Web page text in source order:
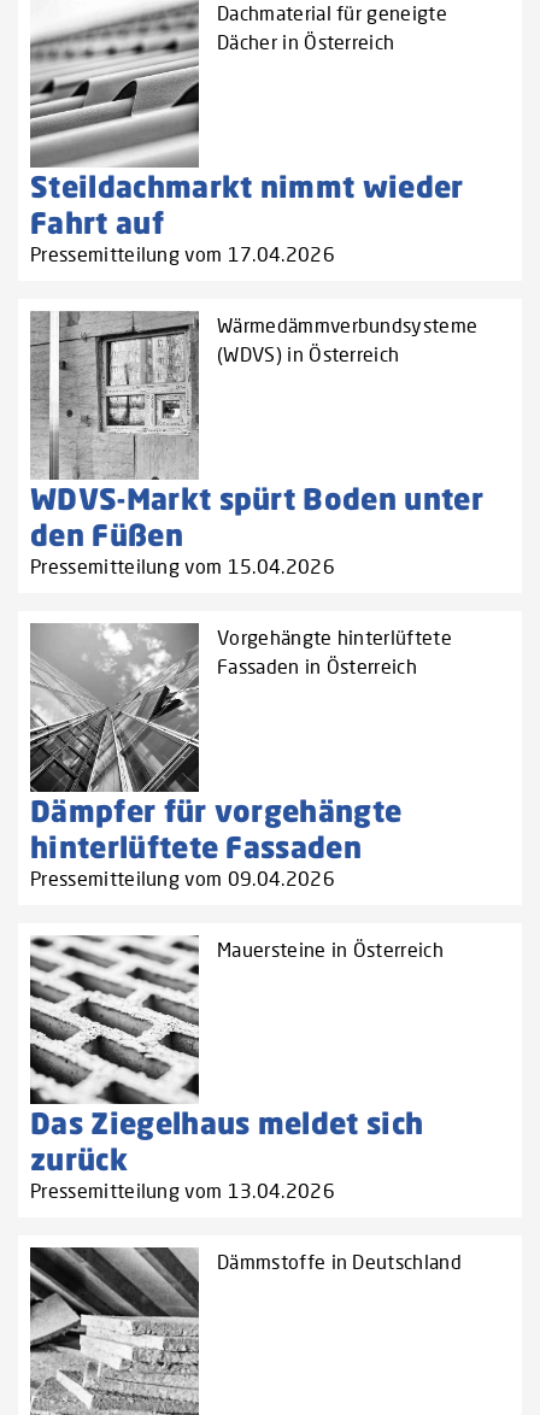
Dachmaterial für geneigte
Dächer in Österreich
Steildachmarkt nimmt wieder
Fahrt auf
Pressemitteilung vom 17.04.2026
Wärmedämmverbundsysteme
(WDVS) in Österreich
WDVS-Markt spürt Boden unter
den Füßen
Pressemitteilung vom 15.04.2026
Vorgehängte hinterlüftete
Fassaden in Österreich
Dämpfer für vorgehängte
hinterlüftete Fassaden
Pressemitteilung vom 09.04.2026
Mauersteine in Österreich
Das Ziegelhaus meldet sich
zurück
Pressemitteilung vom 13.04.2026
Dämmstoffe in Deutschland